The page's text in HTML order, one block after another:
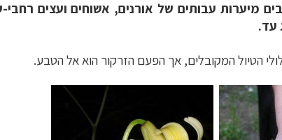
מיערות עבותים של אורנים, אשוחים ועצים רחבי-
עד.
הטיול המקובלים, אך הפעם הזרקור הוא אל הטבע.